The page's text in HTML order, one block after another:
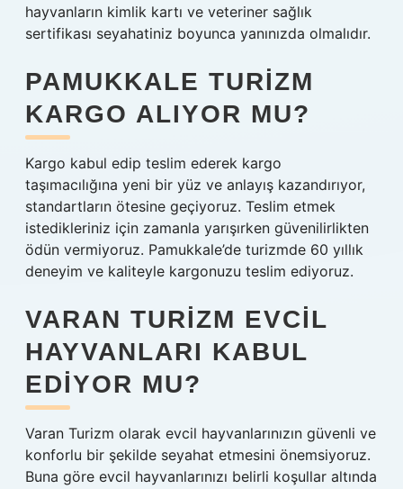
hayvanların kimlik kartı ve veteriner sağlık
sertifikası seyahatiniz boyunca yanınızda olmalıdır.
PAMUKKALE TURIZM
KARGO ALIYOR MU?
Kargo kabul edip teslim ederek kargo
taşımacılığına yeni bir yüz ve anlayış kazandırıyor,
standartların ötesine geçiyoruz. Teslim etmek
istedikleriniz için zamanla yarışırken güvenilirlikten
ödün vermiyoruz. Pamukkale’de turizmde 60 yıllık
deneyim ve kaliteyle kargonuzu teslim ediyoruz.
VARAN TURIZM EVCIL
HAYVANLARI KABUL
EDIYOR MU?
Varan Turizm olarak evcil hayvanlarınızın güvenli ve
konforlu bir şekilde seyahat etmesini önemsiyoruz.
Buna göre evcil hayvanlarınızı belirli koşullar altında